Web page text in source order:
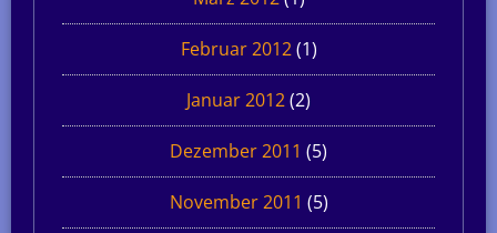
Februar 2012(1)
Januar 2012(2)
Dezember 2011 (5)
November 2011 (5)